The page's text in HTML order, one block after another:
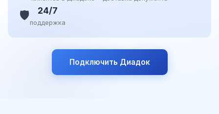
🛡️ 24/7
поддержка
Подключить Диадок